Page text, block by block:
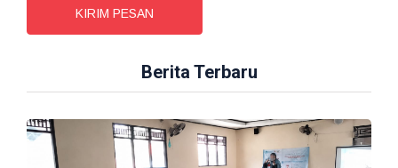
KIRIM PESAN
Berita Terbaru